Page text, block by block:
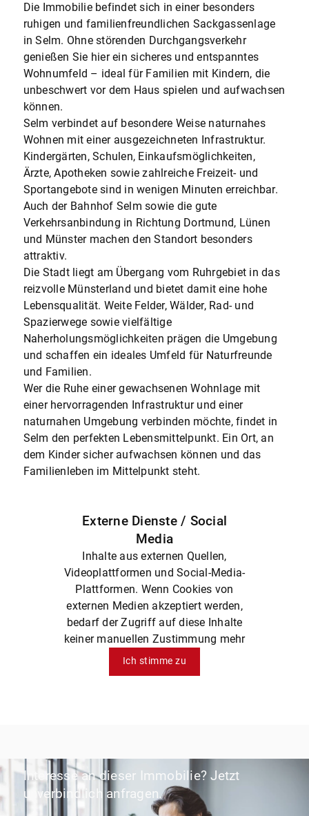
Die Immobilie befindet sich in einer besonders
ruhigen und familienfreundlichen Sackgassenlage
in Selm. Ohne störenden Durchgangsverkehr
genießen Sie hier ein sicheres und entspanntes
Wohnumfeld – ideal für Familien mit Kindern, die
unbeschwert vor dem Haus spielen und aufwachsen
können.
Selm verbindet auf besondere Weise naturnahes
Wohnen mit einer ausgezeichneten Infrastruktur.
Kindergärten, Schulen, Einkaufsmöglichkeiten,
Ärzte, Apotheken sowie zahlreiche Freizeit- und
Sportangebote sind in wenigen Minuten erreichbar.
Auch der Bahnhof Selm sowie die gute
Verkehrsanbindung in Richtung Dortmund, Lünen
und Münster machen den Standort besonders
attraktiv.
Die Stadt liegt am Übergang vom Ruhrgebiet in das
reizvolle Münsterland und bietet damit eine hohe
Lebensqualität. Weite Felder, Wälder, Rad- und
Spazierwege sowie vielfältige
Naherholungsmöglichkeiten prägen die Umgebung
und schaffen ein ideales Umfeld für Naturfreunde
und Familien.
Wer die Ruhe einer gewachsenen Wohnlage mit
einer hervorragenden Infrastruktur und einer
naturnahen Umgebung verbinden möchte, findet in
Selm den perfekten Lebensmittelpunkt. Ein Ort, an
dem Kinder sicher aufwachsen können und das
Familienleben im Mittelpunkt steht.
Externe Dienste / Social
Media
Inhalte aus externen Quellen,
Videoplattformen und Social-Media-
Plattformen. Wenn Cookies von
externen Medien akzeptiert werden,
bedarf der Zugriff auf diese Inhalte
keiner manuellen Zustimmung mehr
Ich stimme zu
Interesse an dieser Immobilie? Jetzt
unverbindlich anfragen.